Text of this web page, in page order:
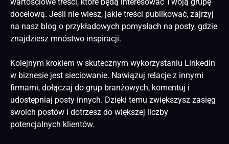
docelową. Jeśli nie wiesz, jakie treści publikować, zajrzyj
na nasz blog o przykładowych pomysłach na posty, gdzie
znajdziesz mnóstwo inspiracji.
Kolejnym krokiem w skutecznym wykorzystaniu LinkedIn
w biznesie jest sieciowanie. Nawiązuj relacje z innymi
firmami, dołączaj do grup branżowych, komentuj i
udostępniaj posty innych. Dzięki temu zwiększysz zasięg
swoich postów i dotrzesz do większej liczby
potencjalnych klientów.